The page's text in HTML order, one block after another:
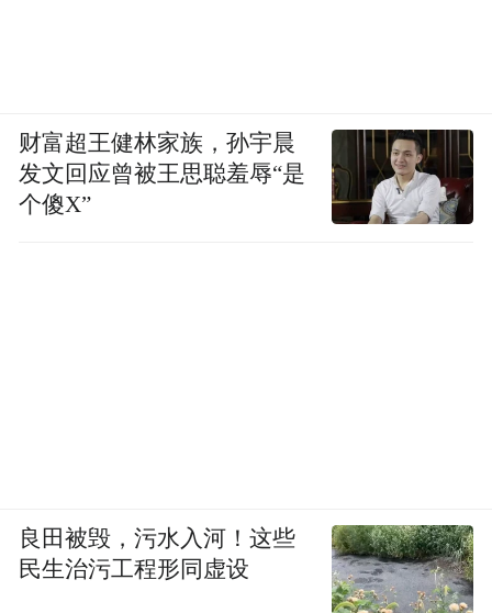
财富超王健林家族，孙宇晨
发文回应曾被王思聪羞辱“是
个傻X”
良田被毁，污水入河！这些
民生治污工程形同虚设